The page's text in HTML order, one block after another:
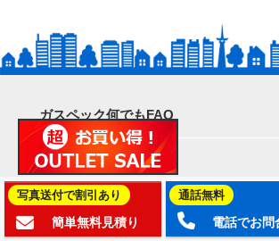
ガスペック何でもFAQ
お支払い方法
エラーコード検索
写真送付で割引あり
簡単無料見積り
通話無料
電話でお問